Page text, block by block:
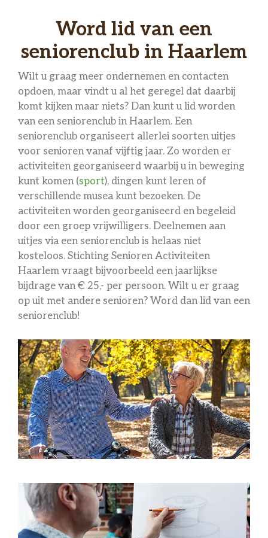
Word lid van een
seniorenclub in Haarlem
Wilt u graag meer ondernemen en contacten
opdoen, maar vindt u al het geregel dat daarbij
komt kijken maar niets? Dan kunt u lid worden
van een seniorenclub in Haarlem. Een
seniorenclub organiseert allerlei soorten uitjes
voor senioren vanaf vijftig jaar. Zo worden er
activiteiten georganiseerd waarbij u in beweging
kunt komen (sport), dingen kunt leren of
verschillende musea kunt bezoeken. De
activiteiten worden georganiseerd en begeleid
door een groep vrijwilligers. Deelnemen aan
uitjes via een seniorenclub is helaas niet
kosteloos. Stichting Senioren Activiteiten
Haarlem vraagt bijvoorbeeld een jaarlijkse
bijdrage van € 25,- per persoon. Wilt u er graag
op uit met andere senioren? Word dan lid van een
seniorenclub!